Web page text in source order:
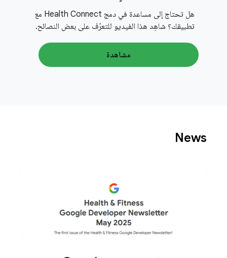
هل تحتاج إلى مساعدة في دمج Health Connect مع
تطبيقك؟ شاهِد هذا الفيديو للتعرّف على بعض النصائح.
مشاهدة
News